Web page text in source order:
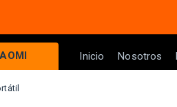
Inicio Nosotros